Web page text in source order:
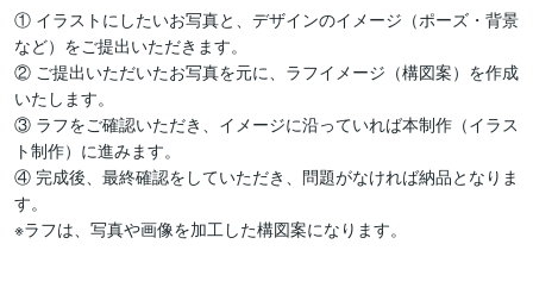
① イラストにしたいお写真と、デザインのイメージ（ポーズ・背景
など）をご提出いただきます。
② ご提出いただいたお写真を元に、ラフイメージ（構図案）を作成
いたします。
③ ラフをご確認いただき、イメージに沿っていれば本制作（イラス
ト制作）に進みます。
④ 完成後、最終確認をしていただき、問題がなければ納品となりま
す。
※ラフは、写真や画像を加工した構図案になります。